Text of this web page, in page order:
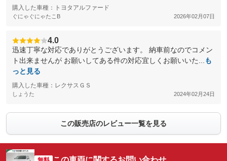
購入した車種：トヨタアルファード
ぐにゃぐにゃたこB 2026年02月07日
4.0
迅速丁寧な対応でありがとうございます。 納車前なのでコメン
ト出来ませんが お願いしてある件の対応宜しくお願いいた...
も
っと見る
購入した車種：レクサスＧＳ
しょうた 2024年02月24日
この販売店のレビュー一覧を見る